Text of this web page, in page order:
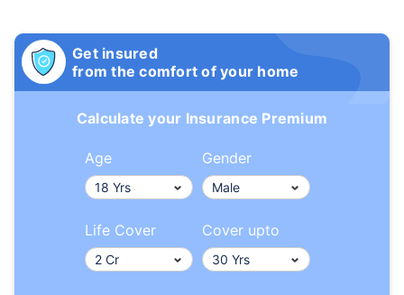
Get insured
from the comfort of your home
Calculate your Insurance Premium
Age Gender
Life Cover Cover upto